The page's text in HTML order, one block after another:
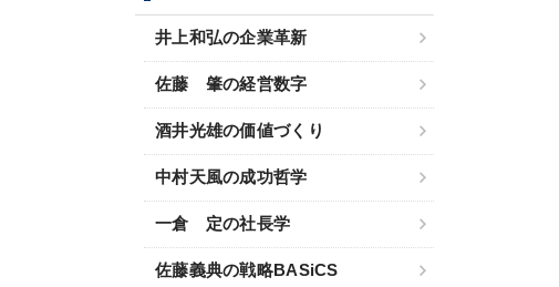
井上和弘の企業革新
佐藤 肇の経営数字
酒井光雄の価値づくり
中村天風の成功哲学
一倉 定の社長学
佐藤義典の戦略BASiCS